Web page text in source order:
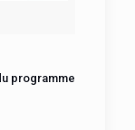
programme